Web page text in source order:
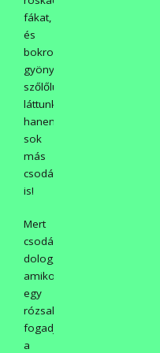
fákat,
és
bokrokat,
gyönyörű
szőlőlugasokat
láttunk,
hanem
sok
más
csodát
is!
Mert
csodás
dolog,
amikor
egy
rózsakert
fogadja
a